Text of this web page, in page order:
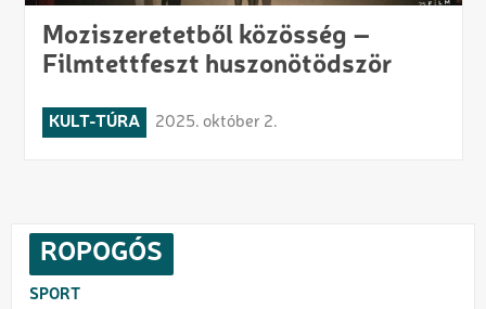
Moziszeretetből közösség –
Filmtettfeszt huszonötödször
KULT-TÚRA 2025. október 2.
ROPOGÓS
SPORT